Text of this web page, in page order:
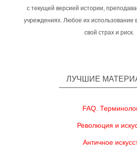
с текущей версией истории,
учреждениях. Любое их использование
свой страх и риск.
ЛУЧШИЕ
FAQ.
Революция и
Античное